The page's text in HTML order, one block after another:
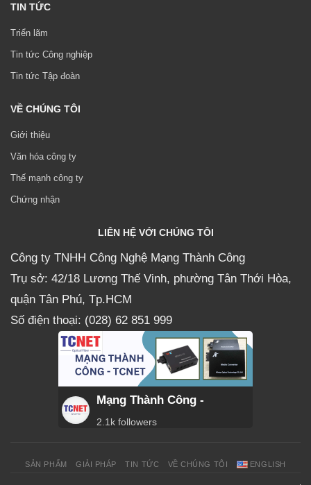
TIN TỨC
Triển lãm
Tin tức Công nghiệp
Tin tức Tập đoàn
VỀ CHÚNG TÔI
Giới thiệu
Văn hóa công ty
Thế mạnh công ty
Chứng nhận
LIÊN HỆ VỚI CHÚNG TÔI
Công ty TNHH Công Nghệ Mạng Thành Công
Trụ sở: 42/18 Lương Thế Vinh, phường Tân Thới Hòa,
quận Tân Phú, Tp.HCM
Số điện thoại: (028) 62 851 999
Mạng Thành Công -
2.1k followers
SẢN PHẨM GIẢI PHÁP TIN TỨC VỀ CHÚNG TÔI ENGLISH